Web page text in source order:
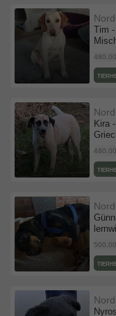
Tim
Kira